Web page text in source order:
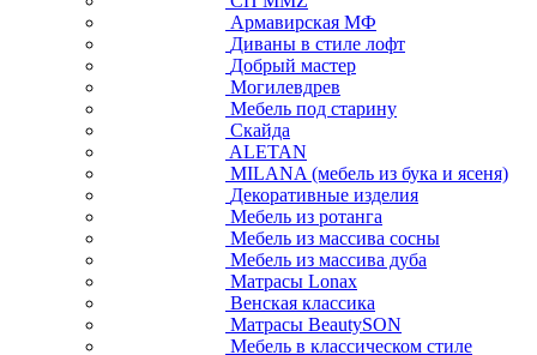
Армавирская МФ
Диваны в стиле лофт
Добрый мастер
Могилевдрев
Мебель под старину
Скайда
ALETAN
MILANA (мебель из бука и ясеня)
Декоративные изделия
Мебель из ротанга
Мебель из массива сосны
Мебель из массива дуба
Матрасы Lonax
Венская классика
Матрасы BeautySON
Мебель в классическом стиле